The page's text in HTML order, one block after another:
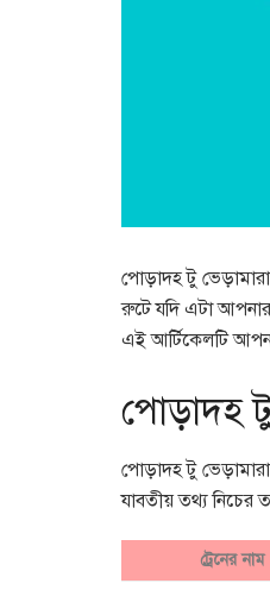
পোড়াদহ টু
রুটে যদি এটা আপনার
এই আর্টিকেলটি
পোড়াদহ টু
পোড়াদহ টু
যাবতীয় তথ্য নিচের
ট্রেনের নাম